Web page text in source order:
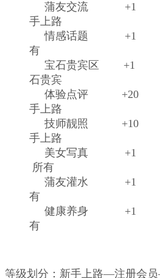
蒲友交流
手上路
情感话题
有
宝石贵宾区
石贵宾
体验点评
手上路
技师靓照
手上路
美女写
所有
蒲友灌水
有
健康养身
有
等级划分：新手上路—注册会